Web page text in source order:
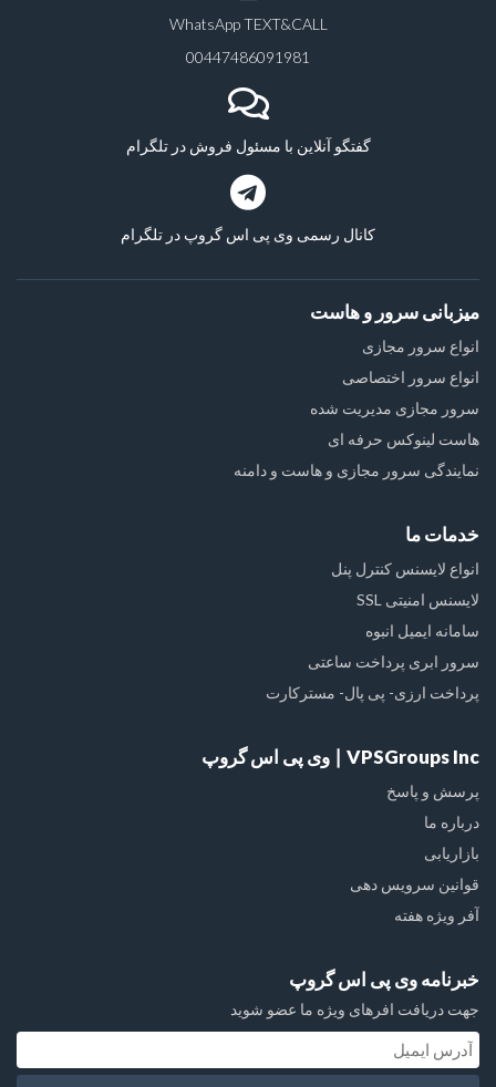
WhatsApp TEXT&CALL
00447486091981
گفتگو آنلاین با مسئول فروش در تلگرام
کانال رسمی وی پی اس گروپ در تلگرام
میزبانی سرور و هاست
انواع سرور مجازی
انواع سرور اختصاصی
سرور مجازی مدیریت شده
هاست لینوکس حرفه ای
نمایندگی سرور مجازی و هاست و دامنه
خدمات ما
انواع لایسنس کنترل پنل
لایسنس امنیتی SSL
سامانه ایمیل انبوه
سرور ابری پرداخت ساعتی
پرداخت ارزی- پی پال- مسترکارت
VPSGroups Inc ∣ وی پی اس گروپ
پرسش و پاسخ
درباره ما
بازاریابی
قوانین سرویس دهی
آفر ویژه هفته
خبرنامه وی پی اس گروپ
جهت دریافت افرهای ویژه ما عضو شوید